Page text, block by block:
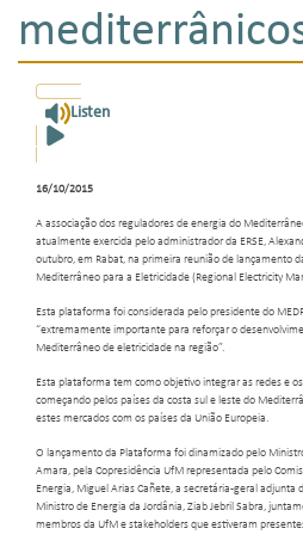
Listen
16/10/2015
A associação dos reguladores de energia do
atualmente exercida pelo administrador da ERSE,
outubro, em Rabat, na primeira reunião de lançamento
Mediterrâneo para a Eletricidade (Regional Electricity
Esta plataforma foi considerada pelo presidente do
“extremamente importante para reforçar o
Mediterrâneo de eletricidade na região”.
Esta plataforma tem como objetivo integrar as redes e
começando pelos países da costa sul e leste do
estes mercados com os países da União Europeia.
O lançamento da Plataforma foi dinamizado pelo
Amara, pela Copresidência UfM representada pelo
Energia, Miguel Arias Cañete, a secretária-geral adjunta
Ministro de Energia da Jordânia, Ziab Jebril Sabra,
membros da UfM e stakeholders que estiveram